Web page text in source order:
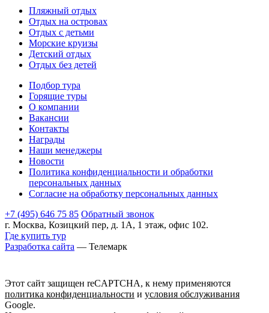
Пляжный отдых
Отдых на островах
Отдых с детьми
Морские круизы
Детский отдых
Отдых без детей
Подбор тура
Горящие туры
О компании
Вакансии
Контакты
Награды
Наши менеджеры
Новости
Политика конфиденциальности и обработки
персональных данных
Согласие на обработку персональных данных
+7 (495) 646 75 85 Обратный звонок
г. Москва, Козицкий пер, д. 1А, 1 этаж, офис 102.
Где купить тур
Разработка сайта — Телемарк
Этот сайт защищен reCAPTCHA, к нему применяются
политика конфиденциальности и условия обслуживания
Google.